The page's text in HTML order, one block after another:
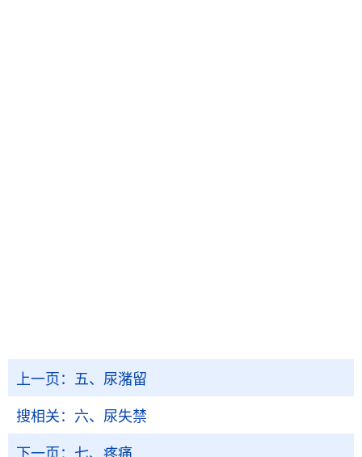
上一页： 五、尿潴留
搜相关： 六、尿失禁
下一页： 七、疼痛